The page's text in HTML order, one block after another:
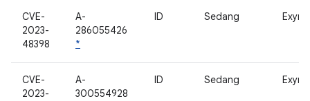
CVE-
2023-
48398
A-
286055426
*
ID Sedang
CVE-
2023-
A-
300554928
ID Sedang